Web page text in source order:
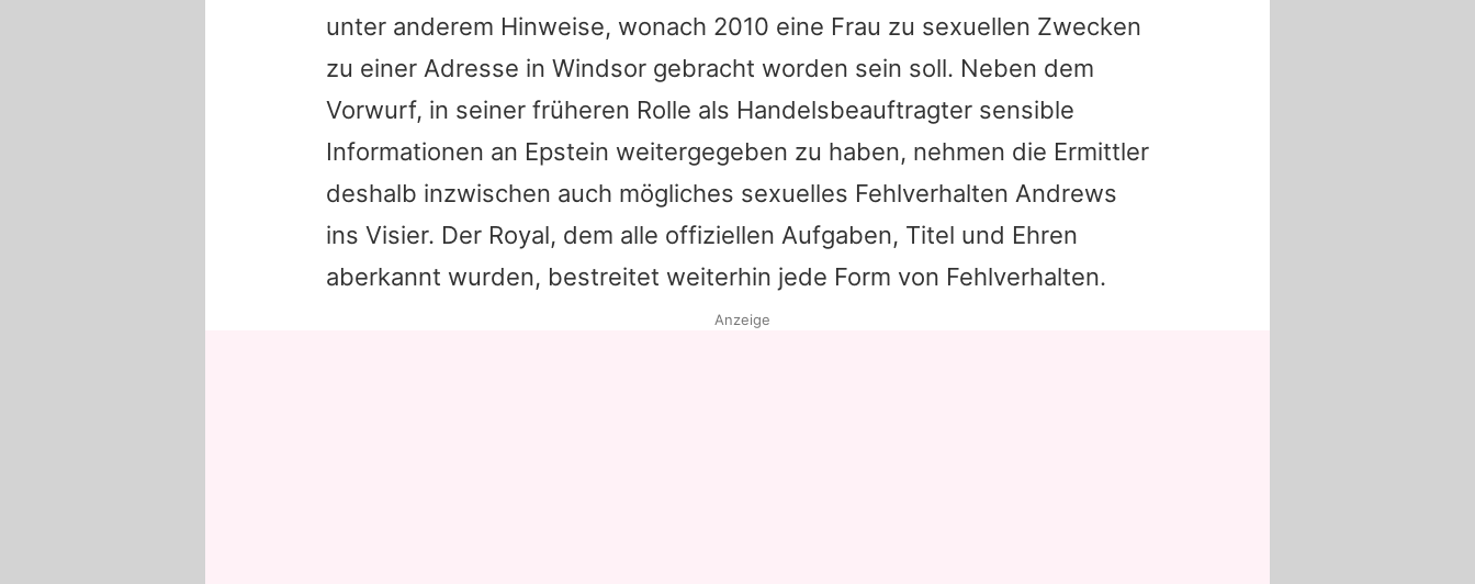
unter anderem Hinweise, wonach 2010 eine Frau zu sexuellen Zwecken
zu einer Adresse in Windsor gebracht worden sein soll. Neben dem
Vorwurf, in seiner früheren Rolle als Handelsbeauftragter sensible
Informationen an Epstein weitergegeben zu haben, nehmen die Ermittler
deshalb inzwischen auch mögliches sexuelles Fehlverhalten Andrews
ins Visier. Der Royal, dem alle offiziellen Aufgaben, Titel und Ehren
aberkannt wurden, bestreitet weiterhin jede Form von Fehlverhalten.
Anzeige